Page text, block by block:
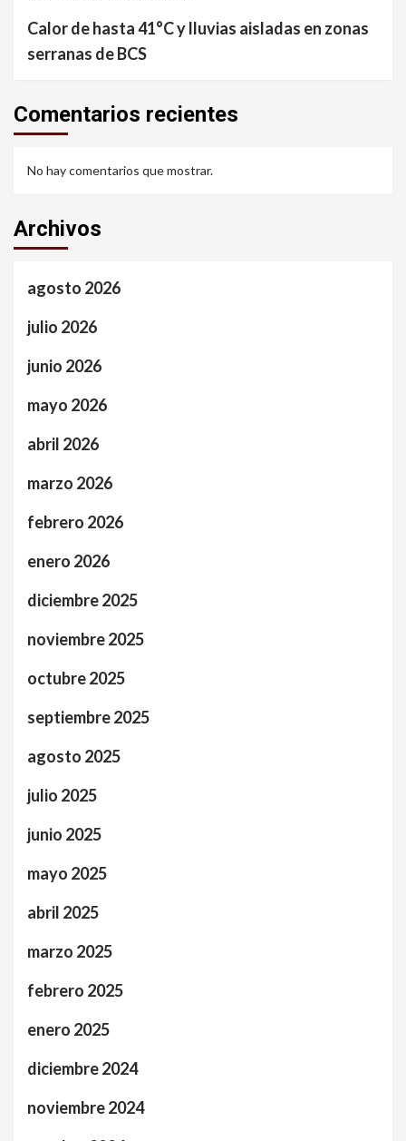
Calor de hasta 41°C y lluvias aisladas en zonas
serranas de BCS
Comentarios recientes
No hay comentarios que mostrar.
Archivos
agosto 2026
julio 2026
junio 2026
mayo 2026
abril 2026
marzo 2026
febrero 2026
enero 2026
diciembre 2025
noviembre 2025
octubre 2025
septiembre 2025
agosto 2025
julio 2025
junio 2025
mayo 2025
abril 2025
marzo 2025
febrero 2025
enero 2025
diciembre 2024
noviembre 2024